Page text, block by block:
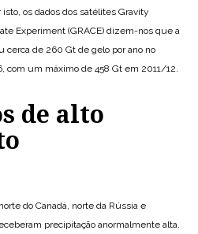
os dados dos satélites Gravity
Experiment (GRACE) dizem-nos que a
cerca de 260 Gt de gelo por ano no
com um máximo de 458 Gt em 2011/12.
de alto
do Canadá, norte da Rússia e
precipitação anormalmente alta.